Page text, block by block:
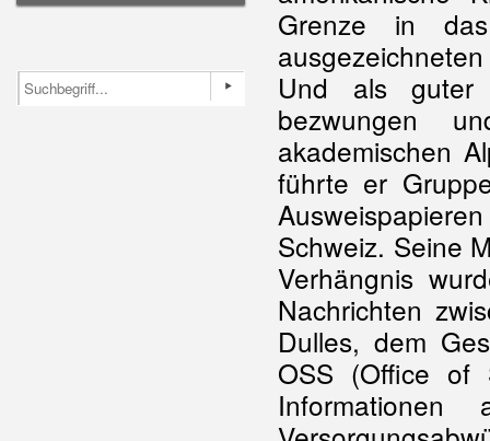
Grenze in
Und als guter
bezwungen
akademischen
führte er
Schweiz. Seine
Verhängnis
Nachrichten
Dulles, dem
OSS (Office of